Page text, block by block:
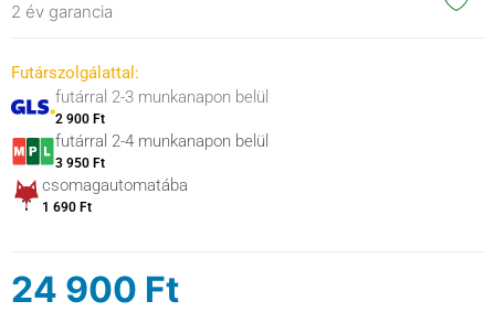
2 év garancia
Futárszolgálattal:
futárral 2-3 munkanapon belül
2 900 Ft
futárral 2-4 munkanapon belül
3 950 Ft
csomagautomatába
1 690 Ft
24 900 Ft